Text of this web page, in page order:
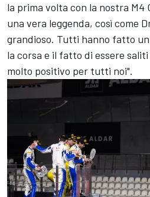
la prima volta con la nostra M4
una vera leggenda, così come
grandioso. Tutti hanno fatto
la corsa e il fatto di essere
molto positivo per tutti noi".